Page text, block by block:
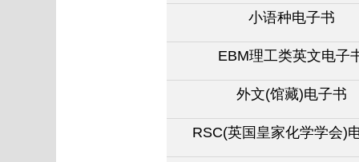
小语种电子书
EBM理工类英文电子
外文(馆藏)电子书
RSC(英国皇家化学学会)